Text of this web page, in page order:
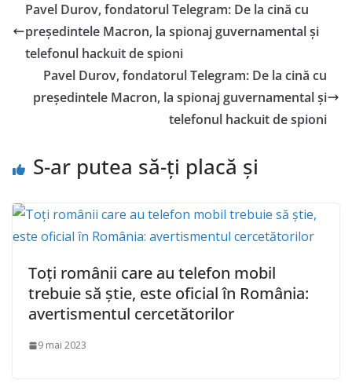
Pavel Durov, fondatorul Telegram: De la cină cu
președintele Macron, la spionaj guvernamental și
telefonul hackuit de spioni
Pavel Durov, fondatorul Telegram: De la cină cu
președintele Macron, la spionaj guvernamental și
telefonul hackuit de spioni
S-ar putea să-ți placă și
Toți românii care au telefon mobil
trebuie să știe, este oficial în România:
avertismentul cercetătorilor
9 mai 2023